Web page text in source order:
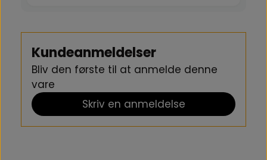
Kundeanmeldelser
Bliv den første til at anmelde denne
vare
Skriv en anmeldelse